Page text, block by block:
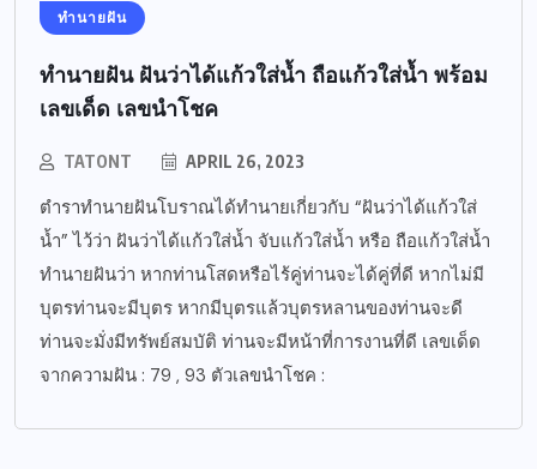
ทำนายฝัน
ทำนายฝัน ฝันว่าได้แก้วใส่น้ำ ถือแก้วใส่น้ำ พร้อม
เลขเด็ด เลขนำโชค
TATONT APRIL 26, 2023
ตำราทำนายฝันโบราณได้ทำนายเกี่ยวกับ “ฝันว่าได้แก้วใส่
น้ำ” ไว้ว่า ฝันว่าได้แก้วใส่น้ำ จับแก้วใส่น้ำ หรือ ถือแก้วใส่น้ำ
ทำนายฝันว่า หากท่านโสดหรือไร้คู่ท่านจะได้คู่ที่ดี หากไม่มี
บุตรท่านจะมีบุตร หากมีบุตรแล้วบุตรหลานของท่านจะดี
ท่านจะมั่งมีทรัพย์สมบัติ ท่านจะมีหน้าที่การงานที่ดี เลขเด็ด
จากความฝัน : 79 , 93 ตัวเลขนำโชค :